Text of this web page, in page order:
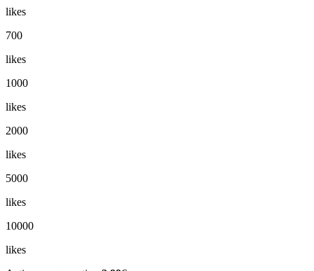
likes
700
likes
1000
likes
2000
likes
5000
likes
10000
likes